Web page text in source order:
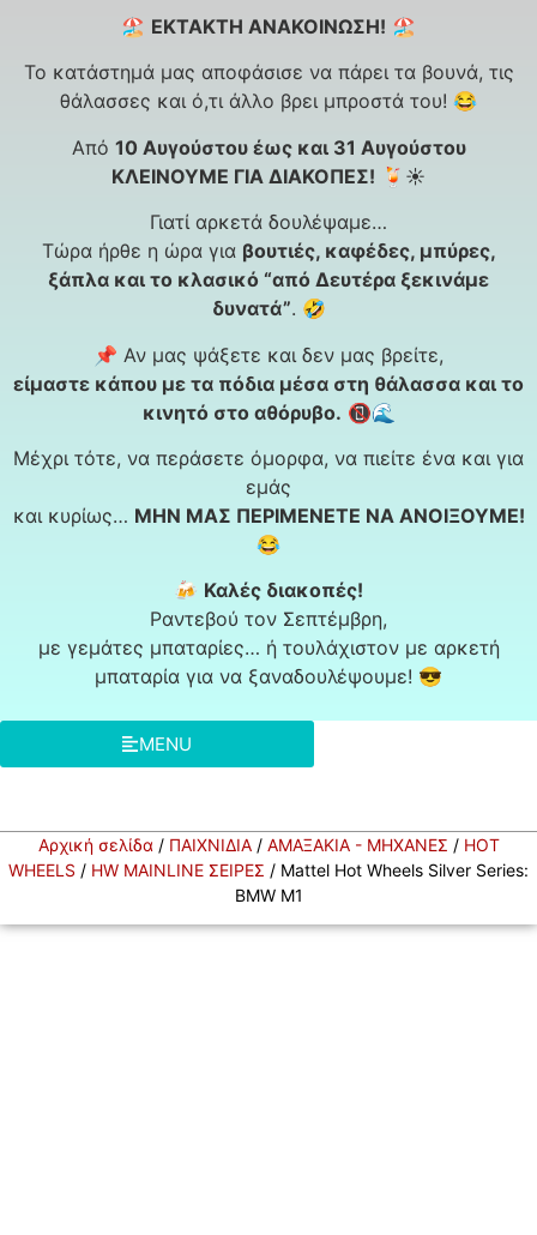
🏖️ ΕΚΤΑΚΤΗ ΑΝΑΚΟΙΝΩΣΗ! 🏖️
Το κατάστημά μας αποφάσισε να πάρει τα βουνά, τις
θάλασσες και ό,τι άλλο βρει μπροστά του! 😂
Από 10 Αυγούστου έως και 31 Αυγούστου
ΚΛΕΙΝΟΥΜΕ ΓΙΑ ΔΙΑΚΟΠΕΣ! 🍹☀️
Γιατί αρκετά δουλέψαμε…
Τώρα ήρθε η ώρα για βουτιές, καφέδες, μπύρες,
ξάπλα και το κλασικό “από Δευτέρα ξεκινάμε
δυνατά”. 🤣
📌 Αν μας ψάξετε και δεν μας βρείτε,
είμαστε κάπου με τα πόδια μέσα στη θάλασσα και το
κινητό στο αθόρυβο. 📵🌊
Μέχρι τότε, να περάσετε όμορφα, να πιείτε ένα και για
εμάς
και κυρίως… ΜΗΝ ΜΑΣ ΠΕΡΙΜΕΝΕΤΕ ΝΑ ΑΝΟΙΞΟΥΜΕ!
😂
🍻 Καλές διακοπές!
Ραντεβού τον Σεπτέμβρη,
με γεμάτες μπαταρίες… ή τουλάχιστον με αρκετή
μπαταρία για να ξαναδουλέψουμε! 😎
MENU
Αρχική σελίδα / ΠΑΙΧΝΙΔΙΑ/ ΑΜΑΞΑΚΙΑ - ΜΗΧΑΝΕΣ / HOT
WHEELS / HW MAINLINE ΣΕΙΡΕΣ / Mattel Hot Wheels Silver Series:
BMW M1